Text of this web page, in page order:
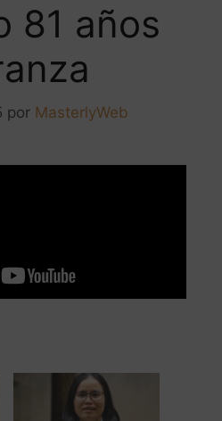
81 años
por MasterlyWeb